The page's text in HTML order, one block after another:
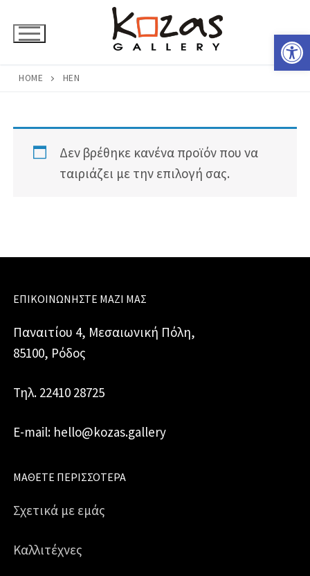
στο
HOME HEN
Δεν βρέθηκε κανένα προϊόν που να
ταιριάζει με την επιλογή σας.
ΕΠΙΚΟΙΝΩΝΉΣΤΕ ΜΑΖΊ ΜΑΣ
Παναιτίου 4, Μεσαιωνική Πόλη,
85100, Ρόδος
Τηλ. 22410 28725
E-mail: hello@kozas.gallery
ΜΆΘΕΤΕ ΠΕΡΙΣΣΌΤΕΡΑ
Σχετικά με εμάς
Καλλιτέχνες